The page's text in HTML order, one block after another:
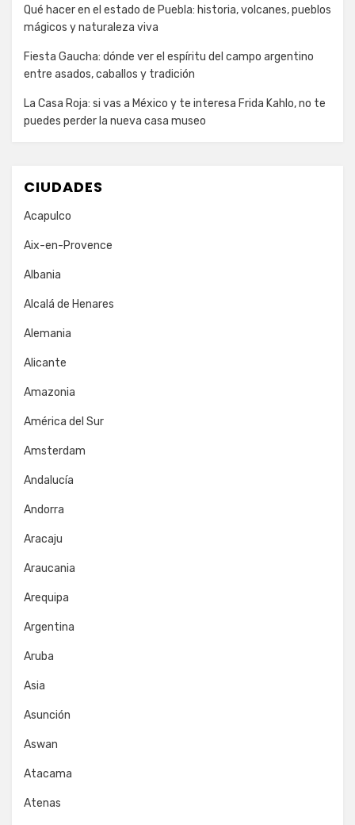
Qué hacer en el estado de Puebla: historia, volcanes, pueblos
mágicos y naturaleza viva
Fiesta Gaucha: dónde ver el espíritu del campo argentino
entre asados, caballos y tradición
La Casa Roja: si vas a México y te interesa Frida Kahlo, no te
puedes perder la nueva casa museo
CIUDADES
Acapulco
Aix-en-Provence
Albania
Alcalá de Henares
Alemania
Alicante
Amazonia
América del Sur
Amsterdam
Andalucía
Andorra
Aracaju
Araucania
Arequipa
Argentina
Aruba
Asia
Asunción
Aswan
Atacama
Atenas